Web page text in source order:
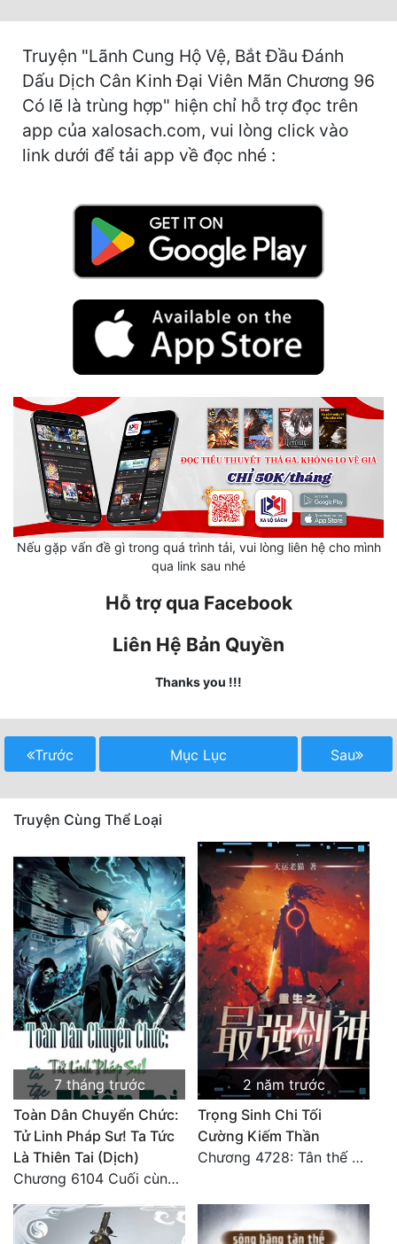
Huyền Ảo
Hài Hước
Học Đường
Khoa Huyễn
Khoa Huyễn Không Gian
Làm Giàu
Lịch Sử
Mưu Mô
Mạt Thế
Mỹ Thực
Phương Tây
Phản Phái
Quân Sự
Sảng Văn
Sắc
Sủng
Thanh Xuân
Tiên Hiệp
Tiểu Thuyết
Trinh Thám
Triều Đấu
Trọng Sinh
Truyện "Lãnh Cung Hộ Vệ, Bắt Đầu Đánh
Dấu Dịch Cân Kinh Đại Viên Mãn Chương 96
Có lẽ là trùng hợp" hiện chỉ hỗ trợ đọc trên
app của xalosach.com, vui lòng click vào
link dưới để tải app về đọc nhé :
Nếu gặp vấn đề gì trong quá trình tải, vui lòng liên hệ cho mình
qua link sau nhé
Hỗ trợ qua Facebook
Liên Hệ Bản Quyền
Thanks you !!!
Trước Mục Lục Sau
Truyện Cùng Thể Loại
7 tháng trước
Toàn Dân Chuyển Chức:
Tử Linh Pháp Sư! Ta Tức
Là Thiên Tai (Dịch)
Chương 6104 Cuối cùng (HẾT)
2 năm trước
Trọng Sinh Chi Tối
Cường Kiếm Thần
Chương 4728: Tân thế giới (đại kết cục) (10)